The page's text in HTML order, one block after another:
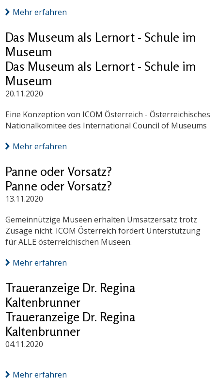
Mehr erfahren
Das Museum als Lernort - Schule im
Museum
Das Museum als Lernort - Schule im
Museum
20.11.2020
Eine Konzeption von ICOM Österreich - Österreichisches
Nationalkomitee des International Council of Museums
Mehr erfahren
Panne oder Vorsatz?
Panne oder Vorsatz?
13.11.2020
Gemeinnützige Museen erhalten Umsatzersatz trotz
Zusage nicht. ICOM Österreich fordert Unterstützung
für ALLE österreichischen Museen.
Mehr erfahren
Traueranzeige Dr. Regina
Kaltenbrunner
Traueranzeige Dr. Regina
Kaltenbrunner
04.11.2020
Mehr erfahren